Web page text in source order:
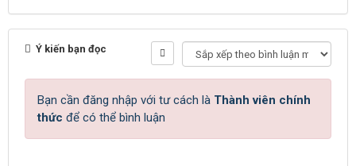
Ý kiến bạn đọc
Bạn cần đăng nhập với tư cách là Thành viên chính
thức để có thể bình luận